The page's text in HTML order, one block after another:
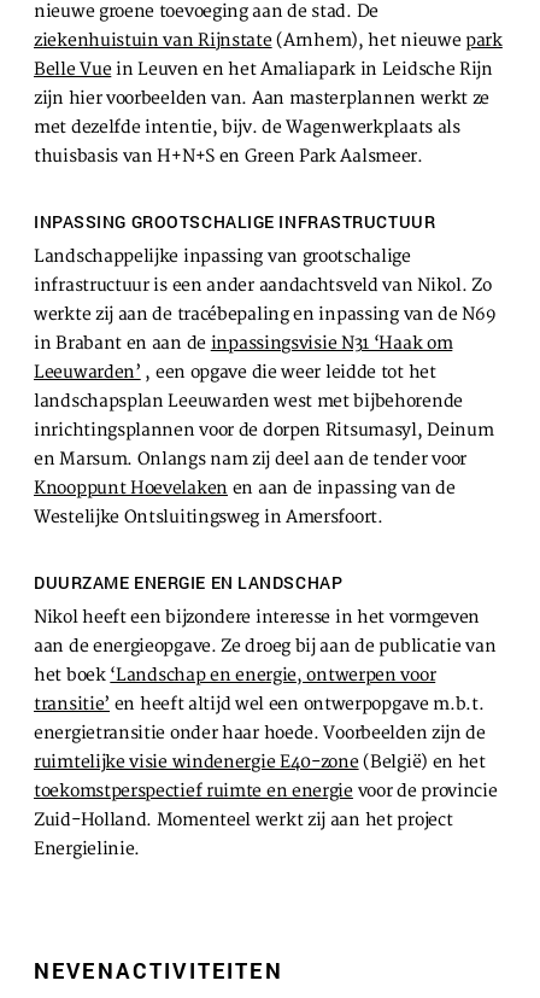
nieuwe groene toevoeging aan de stad. De
ziekenhuistuin van Rijnstate(Arnhem), het nieuwe park
Belle Vuein Leuven en het Amaliapark in Leidsche Rijn
zijn hier voorbeelden van. Aan masterplannen werkt ze
met dezelfde intentie, bijv. de Wagenwerkplaats als
thuisbasis van H+N+S en Green Park Aalsmeer.
INPASSING GROOTSCHALIGE INFRASTRUCTUUR
Landschappelijke inpassing van grootschalige
infrastructuur is een ander aandachtsveld van Nikol. Zo
werkte zij aan de tracébepaling en inpassing van de N69
in Brabant en aan de inpassingsvisie N31 ‘Haak om
Leeuwarden’ , een opgave die weer leidde tot het
landschapsplan Leeuwarden west met bijbehorende
inrichtingsplannen voor de dorpen Ritsumasyl, Deinum
en Marsum. Onlangs nam zij deel aan de tender voor
Knooppunt Hoevelaken en aan de inpassing van de
Westelijke Ontsluitingsweg in Amersfoort.
DUURZAME ENERGIE EN LANDSCHAP
Nikol heeft een bijzondere interesse in het vormgeven
aan de energieopgave. Ze droeg bij aan de publicatie van
het boek ‘Landschap en energie, ontwerpen voor
transitie’ en heeft altijd wel een ontwerpopgave m.b.t.
energietransitie onder haar hoede. Voorbeelden zijn de
ruimtelijke visie windenergie E40-zone(België) en het
toekomstperspectief ruimte en energievoor de provincie
Zuid-Holland. Momenteel werkt zij aan het project
Energielinie.
NEVENACTIVITEITEN